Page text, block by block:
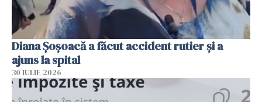
Diana Șoșoacă a făcut accident rutier și a
ajuns la spital
30 IULIE 2026